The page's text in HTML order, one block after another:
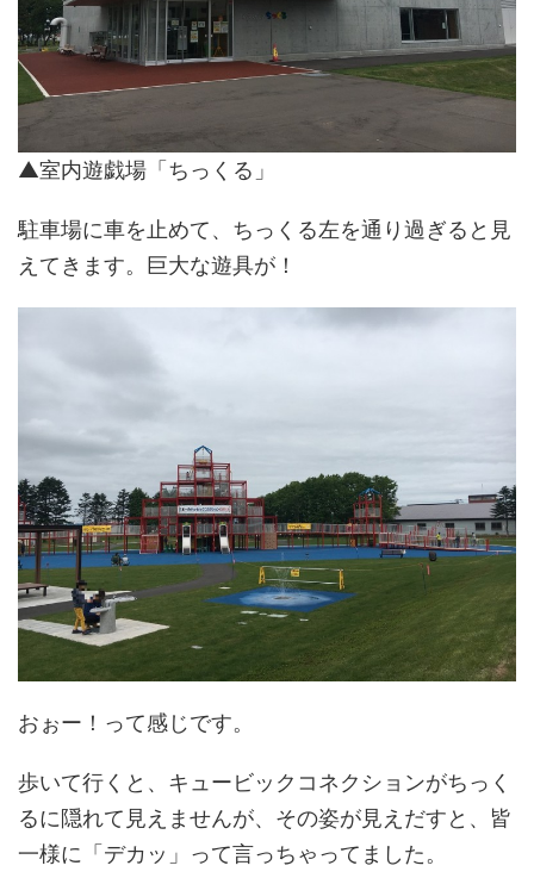
▲室内遊戯場「ちっくる」
駐車場に車を止めて、ちっくる左を通り過ぎると見
えてきます。巨大な遊具が！
おぉー！って感じです。
歩いて行くと、キュービックコネクションがちっく
るに隠れて見えませんが、その姿が見えだすと、皆
一様に「デカッ」って言っちゃってました。